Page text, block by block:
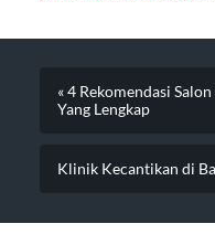
« 4 Rekomendasi
Yang Lengkap
Klinik Kecantikan di